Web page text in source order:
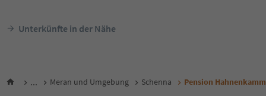
Unterkünfte in der Nähe
... Meran und Umgebung Schenna Pension Hahnenkamm